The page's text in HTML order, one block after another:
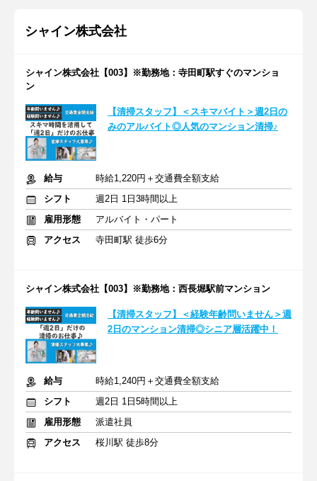
シャイン株式会社
シャイン株式会社【003】※勤務地：寺田町駅すぐのマンショ
ン
【清掃スタッフ】＜スキマバイト＞週2日の
みのアルバイト◎人気のマンション清掃♪
給与
時給1,220円＋交通費全額支給
シフト
週2日 1日3時間以上
雇用形態
アルバイト・パート
アクセス
寺田町駅 徒歩6分
シャイン株式会社【003】※勤務地：西長堀駅前マンション
【清掃スタッフ】＜経験年齢問いません＞週
2日のマンション清掃◎シニア層活躍中！
給与
時給1,240円＋交通費全額支給
シフト
週2日 1日5時間以上
雇用形態
派遣社員
アクセス
桜川駅 徒歩8分